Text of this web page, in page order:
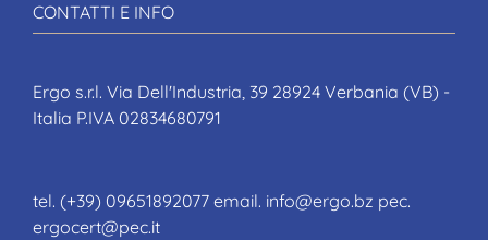
CONTATTI E INFO
Ergo s.r.l. Via Dell'Industria, 39 28924 Verbania (VB) -
Italia P.IVA 02834680791
tel. (+39) 09651892077 email. info@ergo.bz pec.
ergocert@pec.it